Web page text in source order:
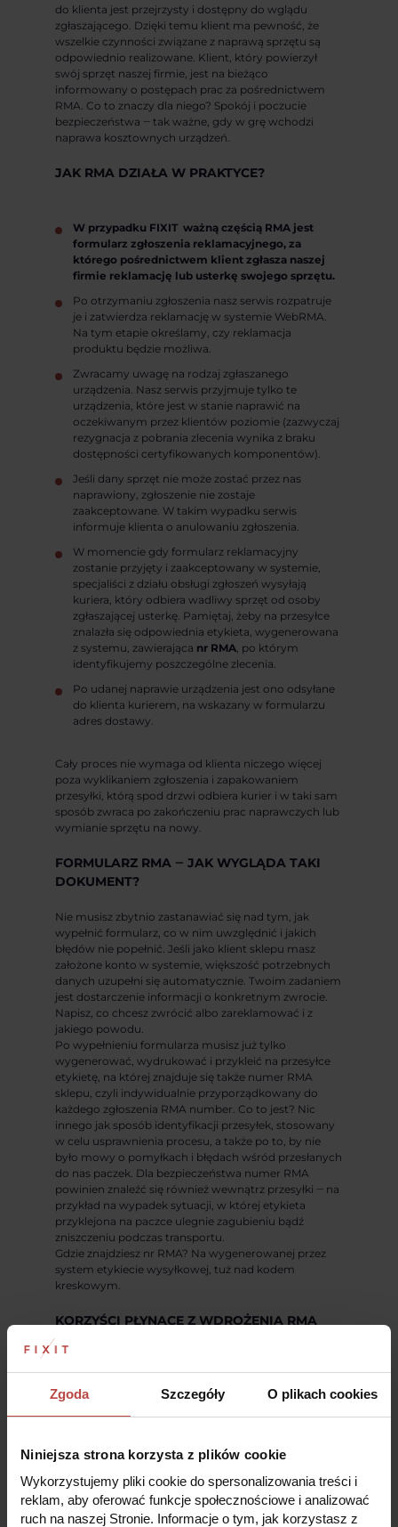
Zgoda Szczegóły O plikach cookies
Niniejsza strona korzysta z plików cookie
Wykorzystujemy pliki cookie do spersonalizowania treści i
reklam, aby oferować funkcje społecznościowe i analizować
ruch na naszej Stronie. Informacje o tym, jak korzystasz z
do klienta jest przejrzysty i dostępny do wglądu
zgłaszającego. Dzięki temu klient ma pewność, że
wszelkie czynności związane z naprawą sprzętu są
odpowiednio realizowane. Klient, który powierzył
swój sprzęt naszej firmie, jest na bieżąco
informowany o postępach prac za pośrednictwem
RMA. Co to znaczy dla niego? Spokój i poczucie
bezpieczeństwa ‒ tak ważne, gdy w grę wchodzi
naprawa kosztownych urządzeń.
JAK RMA DZIAŁA W PRAKTYCE?
W przypadku FIXIT ważną częścią RMA jest
formularz zgłoszenia reklamacyjnego, za
którego pośrednictwem klient zgłasza naszej
firmie reklamację lub usterkę swojego sprzętu.
Po otrzymaniu zgłoszenia nasz serwis rozpatruje
je i zatwierdza reklamację w systemie WebRMA.
Na tym etapie określamy, czy reklamacja
produktu będzie możliwa.
Zwracamy uwagę na rodzaj zgłaszanego
urządzenia. Nasz serwis przyjmuje tylko te
urządzenia, które jest w stanie naprawić na
oczekiwanym przez klientów poziomie (zazwyczaj
rezygnacja z pobrania zlecenia wynika z braku
dostępności certyfikowanych komponentów).
Jeśli dany sprzęt nie może zostać przez nas
naprawiony, zgłoszenie nie zostaje
zaakceptowane. W takim wypadku serwis
informuje klienta o anulowaniu zgłoszenia.
W momencie gdy formularz reklamacyjny
zostanie przyjęty i zaakceptowany w systemie,
specjaliści z działu obsługi zgłoszeń wysyłają
kuriera, który odbiera wadliwy sprzęt od osoby
zgłaszającej usterkę. Pamiętaj, żeby na przesyłce
znalazła się odpowiednia etykieta, wygenerowana
z systemu, zawierająca nr RMA, po którym
identyfikujemy poszczególne zlecenia.
Po udanej naprawie urządzenia jest ono odsyłane
do klienta kurierem, na wskazany w formularzu
adres dostawy.
Cały proces nie wymaga od klienta niczego więcej
poza wyklikaniem zgłoszenia i zapakowaniem
przesyłki, którą spod drzwi odbiera kurier i w taki sam
sposób zwraca po zakończeniu prac naprawczych lub
wymianie sprzętu na nowy.
FORMULARZ RMA ‒ JAK WYGLĄDA TAKI
DOKUMENT?
Nie musisz zbytnio zastanawiać się nad tym, jak
wypełnić formularz, co w nim uwzględnić i jakich
błędów nie popełnić. Jeśli jako klient sklepu masz
założone konto w systemie, większość potrzebnych
danych uzupełni się automatycznie. Twoim zadaniem
jest dostarczenie informacji o konkretnym zwrocie.
Napisz, co chcesz zwrócić albo zareklamować i z
jakiego powodu.
Po wypełnieniu formularza musisz już tylko
wygenerować, wydrukować i przykleić na przesyłce
etykietę, na której znajduje się także numer RMA
sklepu, czyli indywidualnie przyporządkowany do
każdego zgłoszenia RMA number. Co to jest? Nic
innego jak sposób identyfikacji przesyłek, stosowany
w celu usprawnienia procesu, a także po to, by nie
było mowy o pomyłkach i błędach wśród przesłanych
do nas paczek. Dla bezpieczeństwa numer RMA
powinien znaleźć się również wewnątrz przesyłki ‒ na
przykład na wypadek sytuacji, w której etykieta
przyklejona na paczce ulegnie zagubieniu bądź
zniszczeniu podczas transportu.
Gdzie znajdziesz nr RMA? Na wygenerowanej przez
system etykiecie wysyłkowej, tuż nad kodem
kreskowym.
KORZYŚCI PŁYNĄCE Z WDROŻENIA RMA
OPTYMALIZACJA
System RMA niewątpliwie usprawnia działanie
procesu reklamacyjnego.
Jest przejrzysty i
intuicyjny, dzięki czemu klient jest w stanie
firmy serwisowej.RMA pozwala na zwiększenia
do firmy są wypełnione prawidłowo i nie wymagają
korekt, które znacznie opóźniają proces dalszego
przebiegu reklamacji.